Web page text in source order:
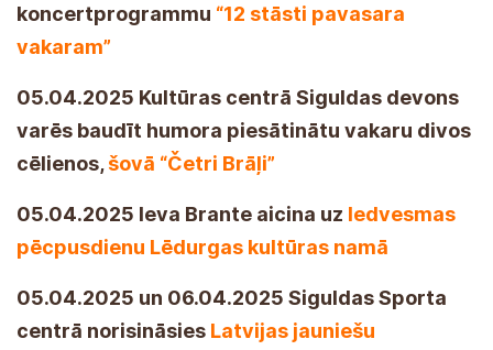
koncertprogrammu “12 stāsti pavasara
vakaram”
05.04.2025 Kultūras centrā Siguldas devons
varēs baudīt humora piesātinātu vakaru divos
cēlienos,šovā “Četri Brāļi”
05.04.2025 Ieva Brante aicina uz Iedvesmas
pēcpusdienu Lēdurgas kultūras namā
05.04.2025 un 06.04.2025 Siguldas Sporta
centrā norisināsies Latvijas jauniešu